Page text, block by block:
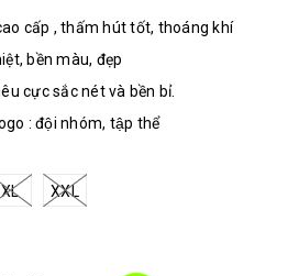
cấp , thấm hút tốt, thoáng khí
bền màu, đẹp
cực sắc nét và bền bỉ.
: đội nhóm, tập thể
XL XXL